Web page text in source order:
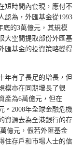
短時間內套現，應付不
認為，外匯基金從1993
底的3萬億元，其規模
大空間提取部份外匯基
匯基金的投資策略變得
年有了長足的增長，但
模亦在同期增長了很
產為6萬億元，但在
。2008年全球金融危機
資源去為全港銀行的存
億元，假若外匯基金
住存戶和市場人士的信